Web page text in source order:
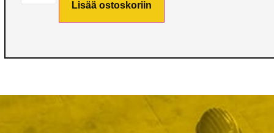
Lisää ostoskoriin